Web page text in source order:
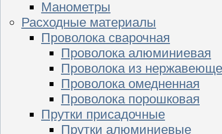
Манометры
Расходные материалы
Проволока сварочная
Проволока алюминиевая
Проволока из
Проволока омедненная
Проволока порошковая
Прутки присадочные
Прутки алюминиевые